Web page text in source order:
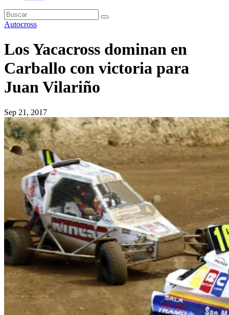
Autocross
Los Yacacross dominan en
Carballo con victoria para
Juan Vilariño
Sep 21, 2017